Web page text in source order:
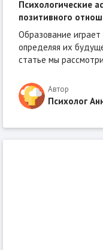
Психологические
позитивного
Образование
определяя их
статье мы
Автор
Психолог